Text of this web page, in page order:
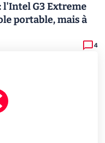
l'Intel G3 Extreme
portable, mais à
4